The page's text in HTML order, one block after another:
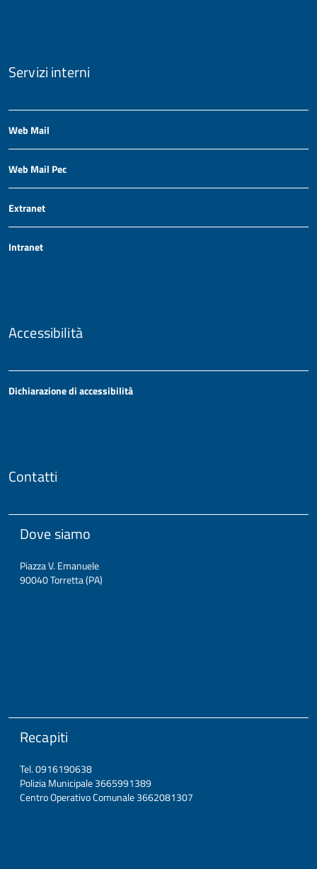
Servizi interni
Web Mail
Web Mail Pec
Extranet
Intranet
Accessibilità
Dichiarazione di accessibilità
Contatti
Dove siamo
Piazza V. Emanuele
90040 Torretta (PA)
Recapiti
Tel. 0916190638
Polizia Municipale 3665991389
Centro Operativo Comunale 3662081307